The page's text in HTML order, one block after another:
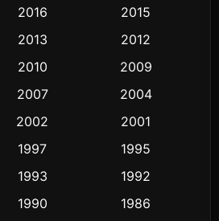
367
284
2016
2015
2013
2012
2010
2009
2007
2004
2002
2001
1997
1995
1993
1992
1990
1986